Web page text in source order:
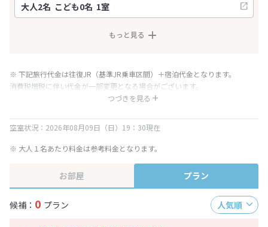
もっと見る
つづきを見る
※ 下記旅行代金は往復JR（基準JR乗車区間）＋宿泊代金となります。
消費税増税に伴い代金が一部変更となる場合がございます。
※ 表示されている旅行代金・プラン内容は一定時間ごとに更新されます。最
空室状況：2026年08月09日（日）19：30現在
※ 大人１名あたり料金は参考料金となります。
お部屋 プラン
候補： 0 プラン 人気順